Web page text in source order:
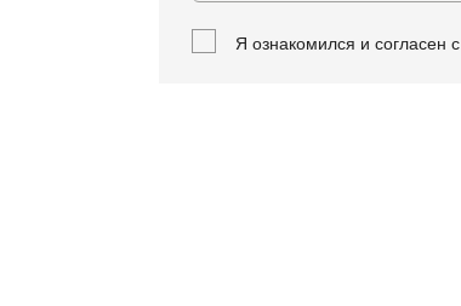
Я ознакомился и согласен с